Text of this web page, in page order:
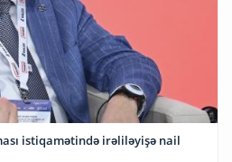
istiqamətində irəliləyişə nail